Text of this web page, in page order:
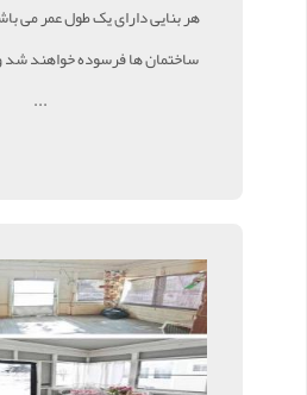
هر بنایی دارای یک طول عمر می
ساختمان ها فرسوده خواهند شد
...